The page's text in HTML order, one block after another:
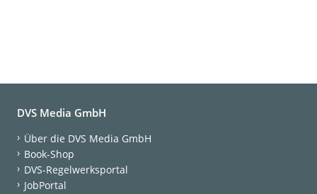
DVS Media GmbH
Über die DVS Media GmbH
Book-Shop
DVS-Regelwerksportal
JobPortal